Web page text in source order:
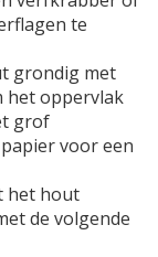
te
grondig met
het oppervlak
grof
voor een
het hout
de volgende